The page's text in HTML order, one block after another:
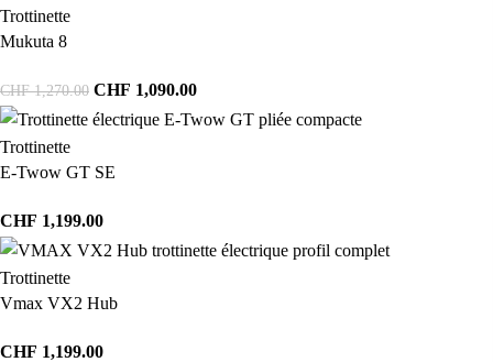
Trottinette
Mukuta 8
CHF1,270.00 CHF 1,090.00
Trottinette
E-Twow GT SE
CHF 1,199.00
Trottinette
Vmax VX2 Hub
CHF 1,199.00